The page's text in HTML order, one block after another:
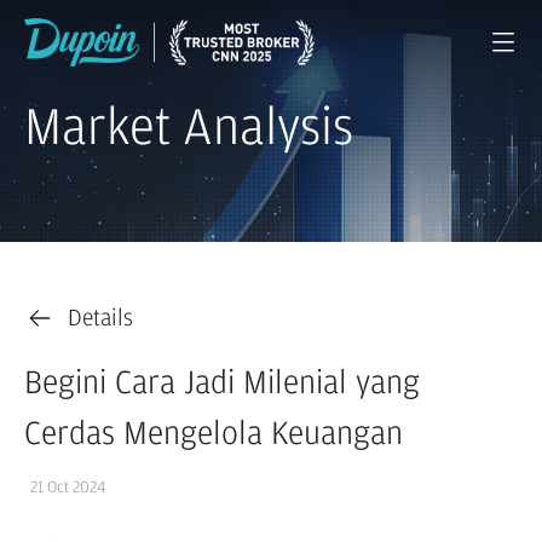
Market Analysis
Details
Begini Cara Jadi Milenial yang
Cerdas Mengelola Keuangan
21 Oct 2024